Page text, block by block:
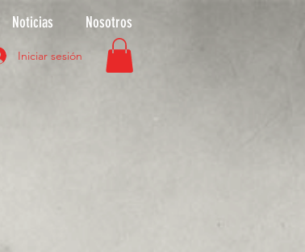
Noticias Nosotros
Iniciar sesión